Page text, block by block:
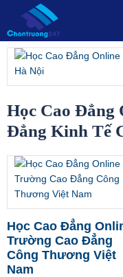
Học Cao Đẳng
Đẳng Kinh Tế
Học Cao Đẳng
Trường Cao Đẳng
Công Thương Việt
Nam